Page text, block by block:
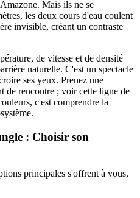
Mais ils ne se
les deux cours d'eau coulent
invisible, créant un contraste
de vitesse et de densité
naturelle. C'est un spectacle
ses yeux. Prenez une
de rencontre ; voir cette ligne de
c'est comprendre la
: Choisir son
principales s'offrent à vous,